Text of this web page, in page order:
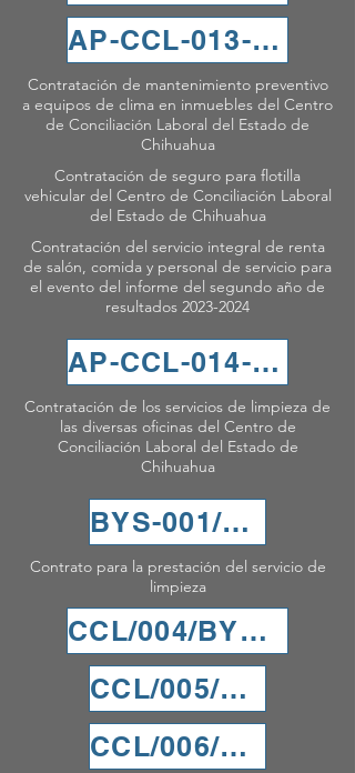
AP-CCL-013-2024
Contratación de mantenimiento preventivo
a equipos de clima en inmuebles del Centro
de Conciliación Laboral del Estado de
Chihuahua
Contratación de seguro para flotilla
vehicular del Centro de Conciliación Laboral
del Estado de Chihuahua
Contratación del servicio integral de renta
de salón, comida y personal de servicio para
el evento del informe del segundo año de
resultados 2023-2024
AP-CCL-014-2024
Contratación de los servicios de limpieza de
las diversas oficinas del Centro de
Conciliación Laboral del Estado de
Chihuahua
BYS-001/2024
Contrato para la prestación del servicio de
limpieza
CCL/004/BYS-003
CCL/005/BYS05
CCL/006/BYS06